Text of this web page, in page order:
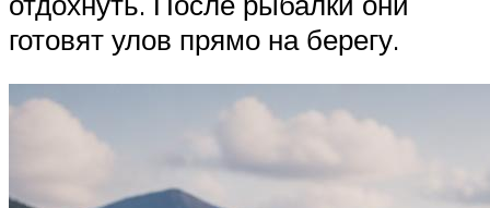
готовят улов прямо на берегу.